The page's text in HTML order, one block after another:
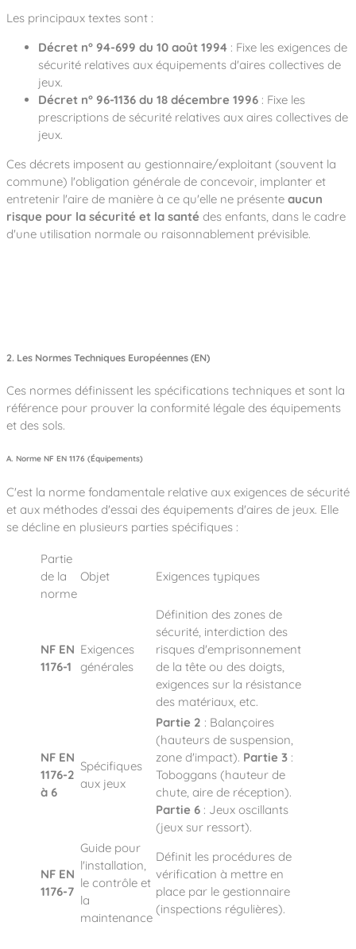
Les principaux textes sont :
Décret n° 94-699 du 10 août 1994 : Fixe les exigences de
sécurité relatives aux équipements d'aires collectives de
jeux.
Décret n° 96-1136 du 18 décembre 1996 : Fixe les
prescriptions de sécurité relatives aux aires collectives de
jeux.
Ces décrets imposent au gestionnaire/exploitant (souvent la
commune) l'obligation générale de concevoir, implanter et
entretenir l'aire de manière à ce qu'elle ne présente aucun
risque pour la sécurité et la santé des enfants, dans le cadre
d'une utilisation normale ou raisonnablement prévisible.
2. Les Normes Techniques Européennes (EN)
Ces normes définissent les spécifications techniques et sont la
référence pour prouver la conformité légale des équipements
et des sols.
A. Norme NF EN 1176 (Équipements)
C'est la norme fondamentale relative aux exigences de sécurité
et aux méthodes d'essai des équipements d'aires de jeux. Elle
se décline en plusieurs parties spécifiques :
Partie
de la
norme
Objet Exigences typiques
NF EN
1176-1
Exigences
générales
Définition des zones de
sécurité, interdiction des
risques d'emprisonnement
de la tête ou des doigts,
exigences sur la résistance
des matériaux, etc.
NF EN
1176-2
à 6
Spécifiques
aux jeux
Partie 2 : Balançoires
(hauteurs de suspension,
zone d'impact). Partie 3 :
Toboggans (hauteur de
chute, aire de réception).
Partie 6 : Jeux oscillants
(jeux sur ressort).
NF EN
1176-7
Guide pour
l'installation,
le contrôle et
la
maintenance
Définit les procédures de
vérification à mettre en
place par le gestionnaire
(inspections régulières).